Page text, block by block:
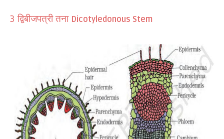
3 द्विबीजपत्री तना Dicotyledonous Stem